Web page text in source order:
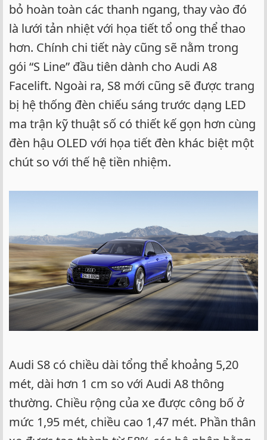
bỏ hoàn toàn các thanh ngang, thay vào đó
là lưới tản nhiệt với họa tiết tổ ong thể thao
hơn. Chính chi tiết này cũng sẽ nằm trong
gói “S Line” đầu tiên dành cho Audi A8
Facelift. Ngoài ra, S8 mới cũng sẽ được trang
bị hệ thống đèn chiếu sáng trước dạng LED
ma trận kỹ thuật số có thiết kế gọn hơn cùng
đèn hậu OLED với họa tiết đèn khác biệt một
chút so với thế hệ tiền nhiệm.
Audi S8 có chiều dài tổng thể khoảng 5,20
mét, dài hơn 1 cm so với Audi A8 thông
thường. Chiều rộng của xe được công bố ở
mức 1,95 mét, chiều cao 1,47 mét. Phần thân